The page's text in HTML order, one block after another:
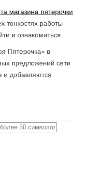
магазина пятерочки
тонкостях работы
и ознакомиться
Пятерочка» в
предложений сети
и добавляются